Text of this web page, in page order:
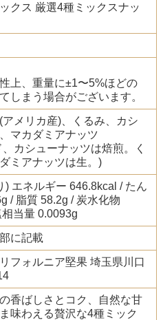
クス 厳選4種ミックスナッ
上、重量に±1〜5%ほどの
しまう場合がございます。
アメリカ産)、くるみ、カシ
マカダミアナッツ
カシューナッツは焙煎。く
ミアナッツは生。)
) エネルギー 646.8kcal / たん
/ 脂質 58.2g / 炭水化物
当量 0.0093g
に記載
フォルニア堅果 埼玉県川口
香ばしさとコク、自然な甘
味わえる贅沢な4種ミック